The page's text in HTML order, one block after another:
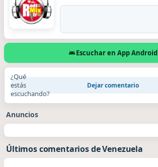
Escuchar en App Android
¿Qué
estás
escuchando?
Dejar comentario
Anuncios
Últimos comentarios de Venezuela